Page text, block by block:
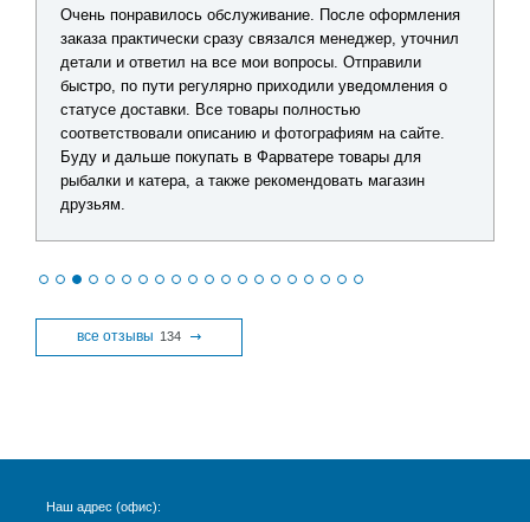
Очень понравилось обслуживание. После оформления
заказа практически сразу связался менеджер, уточнил
детали и ответил на все мои вопросы. Отправили
быстро, по пути регулярно приходили уведомления о
статусе доставки. Все товары полностью
соответствовали описанию и фотографиям на сайте.
Буду и дальше покупать в Фарватере товары для
рыбалки и катера, а также рекомендовать магазин
друзьям.
все отзывы 134
Наш адрес (офис):